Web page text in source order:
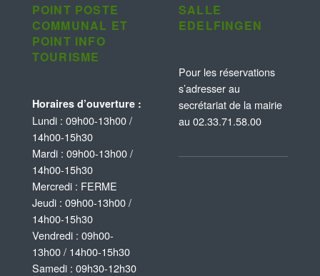
POINT POSTE
COMMUNAL ET
POINT INFO
TOURISME
Horaires d’ouverture :
Lundi : 09h00-13h00 /
14h00-15h30
Mardi : 09h00-13h00 /
14h00-15h30
Mercredi : FERME
Jeudi : 09h00-13h00 /
14h00-15h30
Vendredi : 09h00-
13h00 / 14h00-15h30
Samedi : 09h30-12h30
SALLE
EDELFINGEN
Pour les réservations
s’adresser au
secrétariat de la mairie
au 02.33.71.58.00